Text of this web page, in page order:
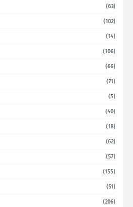
(63)
(102)
(14)
(106)
(66)
(71)
(5)
(40)
(18)
(62)
(57)
(155)
(51)
(206)